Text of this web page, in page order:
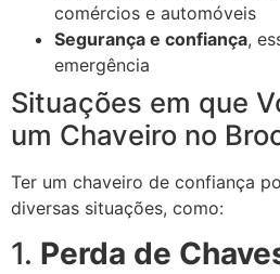
comércios e automóveis
Segurança e confiança,
emergência
Situações em que
um Chaveiro no
Ter um chaveiro de confiança
diversas situações, como:
1. Perda de